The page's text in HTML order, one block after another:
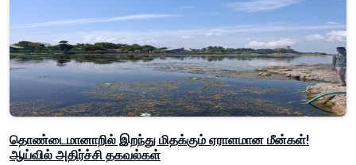
தொண்டைமானாறில் இறந்து மிதக்கும் ஏராளமான மீன்கள்!
ஆய்வில் அதிர்ச்சி தகவல்கள்